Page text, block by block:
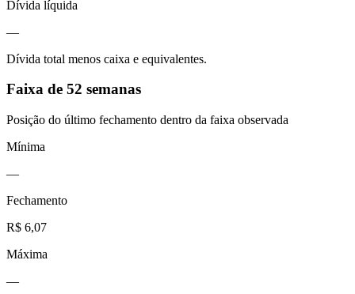
Dívida líquida
—
Dívida total menos caixa e equivalentes.
Faixa de 52 semanas
Posição do último fechamento dentro da faixa observada
Mínima
—
Fechamento
R$ 6,07
Máxima
—